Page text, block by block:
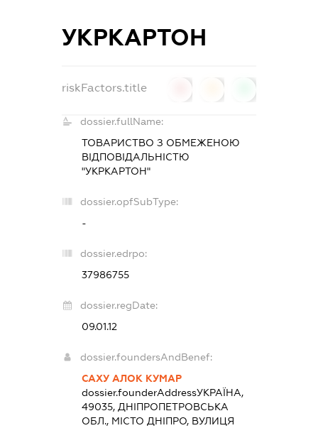
УКРКАРТОН
riskFactors.title
dossier.fullName:
ТОВАРИСТВО З ОБМЕЖЕНОЮ
ВІДПОВІДАЛЬНІСТЮ
"УКРКАРТОН"
dossier.opfSubType:
-
dossier.edrpo:
37986755
dossier.regDate:
09.01.12
dossier.foundersAndBenef:
САХУ АЛОК КУМАР
dossier.founderAddressУКРАЇНА,
49035, ДНІПРОПЕТРОВСЬКА
ОБЛ., МІСТО ДНІПРО, ВУЛИЦЯ